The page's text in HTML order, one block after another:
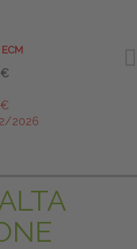
€
2026